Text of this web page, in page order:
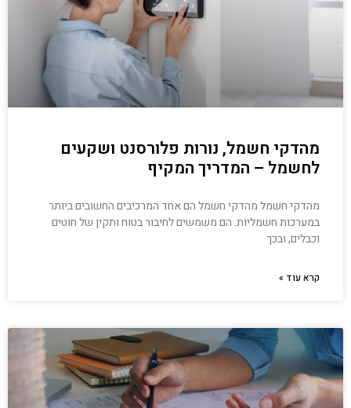
מהדקי חשמל, נורות פלורסנט ושקעים
לחשמל – המדריך המקיף
מהדקי חשמל מהדקי חשמל הם אחד המרכיבים החשובים ביותר
במערכות חשמליות. הם משמשים לחיבור בטוח ותקין של חוטים
וכבלים, ובכך
קרא עוד »